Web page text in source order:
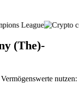
(The)-
nutzen: